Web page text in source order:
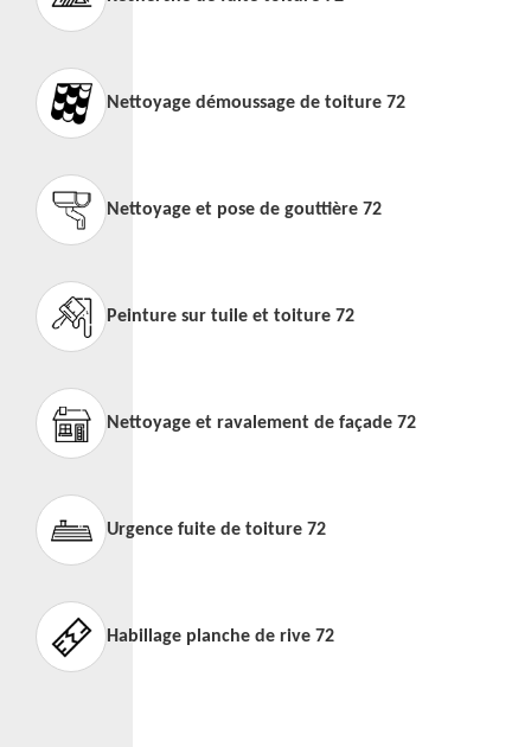
Nettoyage démoussage de toiture 72
Nettoyage et pose de gouttière 72
Peinture sur tuile et toiture 72
Nettoyage et ravalement de façade 72
Urgence fuite de toiture 72
Habillage planche de rive 72